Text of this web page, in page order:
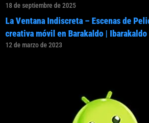
18 de septiembre de 2025
La Ventana Indiscreta – Escenas de
creativa móvil en Barakaldo | Ibarakaldo
12 de marzo de 2023